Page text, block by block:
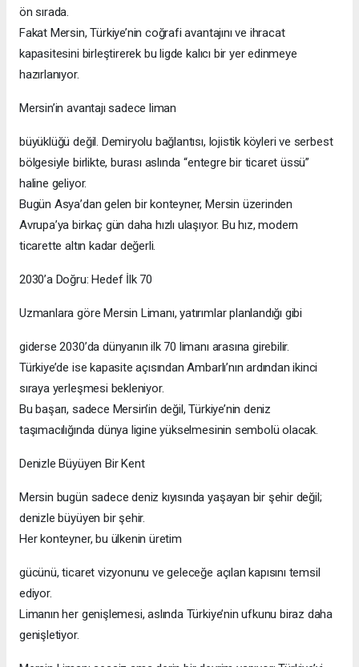
ön sırada.
Fakat Mersin, Türkiye’nin coğrafi avantajını ve ihracat
kapasitesini birleştirerek bu ligde kalıcı bir yer edinmeye
hazırlanıyor.
Mersin’in avantajı sadece liman
büyüklüğü değil. Demiryolu bağlantısı, lojistik köyleri ve serbest
bölgesiyle birlikte, burası aslında “entegre bir ticaret üssü”
haline geliyor.
Bugün Asya’dan gelen bir konteyner, Mersin üzerinden
Avrupa’ya birkaç gün daha hızlı ulaşıyor. Bu hız, modern
ticarette altın kadar değerli.
2030’a Doğru: Hedef İlk 70
Uzmanlara göre Mersin Limanı, yatırımlar planlandığı gibi
giderse 2030’da dünyanın ilk 70 limanı arasına girebilir.
Türkiye’de ise kapasite açısından Ambarlı’nın ardından ikinci
sıraya yerleşmesi bekleniyor.
Bu başarı, sadece Mersin’in değil, Türkiye’nin deniz
taşımacılığında dünya ligine yükselmesinin sembolü olacak.
Denizle Büyüyen Bir Kent
Mersin bugün sadece deniz kıyısında yaşayan bir şehir değil;
denizle büyüyen bir şehir.
Her konteyner, bu ülkenin üretim
gücünü, ticaret vizyonunu ve geleceğe açılan kapısını temsil
ediyor.
Limanın her genişlemesi, aslında Türkiye’nin ufkunu biraz daha
genişletiyor.